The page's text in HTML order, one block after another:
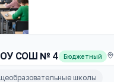
СОШ № 4 Бюджетный
школы